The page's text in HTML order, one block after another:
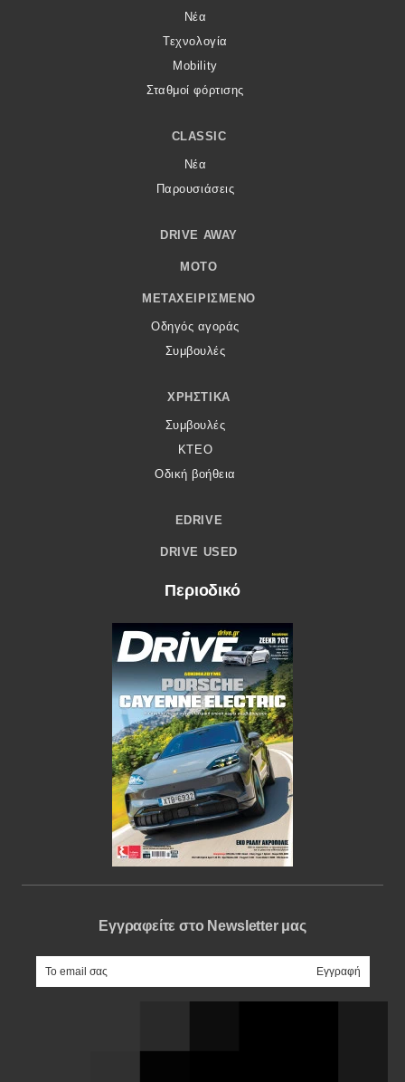
Νέα
Τεχνολογία
Mobility
Σταθμοί φόρτισης
CLASSIC
Νέα
Παρουσιάσεις
DRIVE AWAY
MOTO
ΜΕΤΑΧΕΙΡΙΣΜΈΝΟ
Οδηγός αγοράς
Συμβουλές
ΧΡΗΣΤΙΚΆ
Συμβουλές
ΚΤΕΟ
Οδική βοήθεια
EDRIVE
DRIVE USED
Περιοδικό
Εγγραφείτε στο Newsletter μας
e-mail